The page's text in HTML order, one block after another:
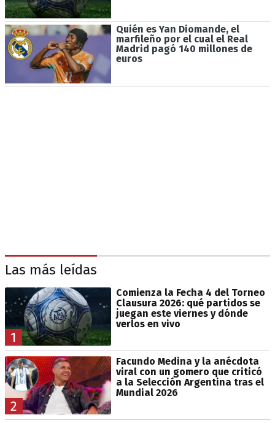
Quién es Yan Diomande, el
marfileño por el cual el Real
Madrid pagó 140 millones de
euros
Las más leídas
1
Comienza la Fecha 4 del Torneo
Clausura 2026: qué partidos se
juegan este viernes y dónde
verlos en vivo
2
Facundo Medina y la anécdota
viral con un gomero que criticó
a la Selección Argentina tras el
Mundial 2026